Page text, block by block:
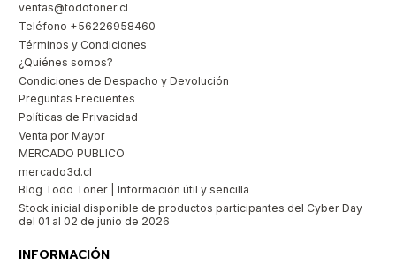
ventas@todotoner.cl
Teléfono +56226958460
Términos y Condiciones
¿Quiénes somos?
Condiciones de Despacho y Devolución
Preguntas Frecuentes
Políticas de Privacidad
Venta por Mayor
MERCADO PUBLICO
mercado3d.cl
Blog Todo Toner | Información útil y sencilla
Stock inicial disponible de productos participantes del Cyber Day
del 01 al 02 de junio de 2026
INFORMACIÓN